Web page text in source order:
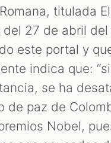
titulada
27 de abril del
este portal y
indica que:
se ha
de paz de
Nobel,